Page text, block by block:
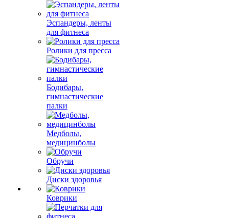
Эспандеры, ленты
для фитнеса
Ролики для пресса
Бодибары,
гимнастические
палки
Медболы,
медицинболы
Обручи
Диски здоровья
Коврики